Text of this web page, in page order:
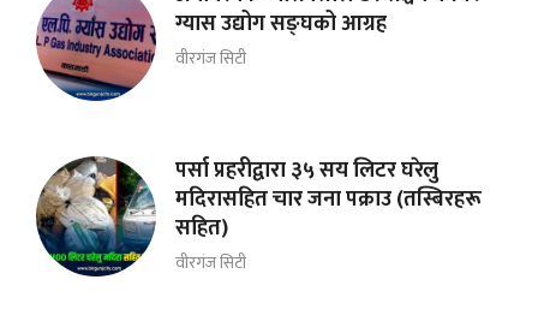
ग्यास उद्योग सङ्घको आग्रह
वीरगंज सिटी
पर्सा प्रहरीद्वारा ३५ सय लिटर घरेलु
मदिरासहित चार जना पक्राउ (तस्बिरहरू
सहित)
वीरगंज सिटी